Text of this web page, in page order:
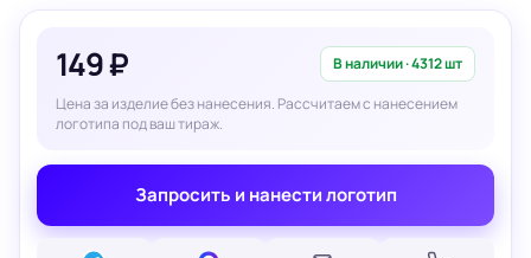
149 ₽ В наличии · 4312 шт
Цена за изделие без нанесения. Рассчитаем с нанесением
логотипа под ваш тираж.
Запросить и нанести логотип